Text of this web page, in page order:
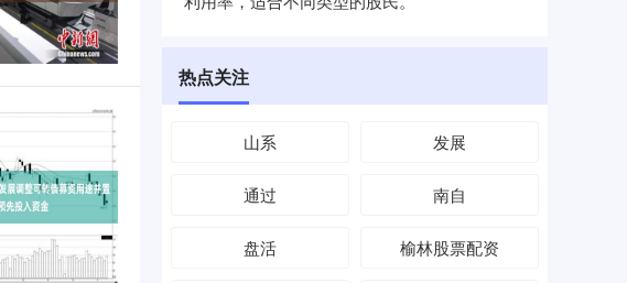
热点关注
山系 发展
通过 南自
盘活 榆林股票配资